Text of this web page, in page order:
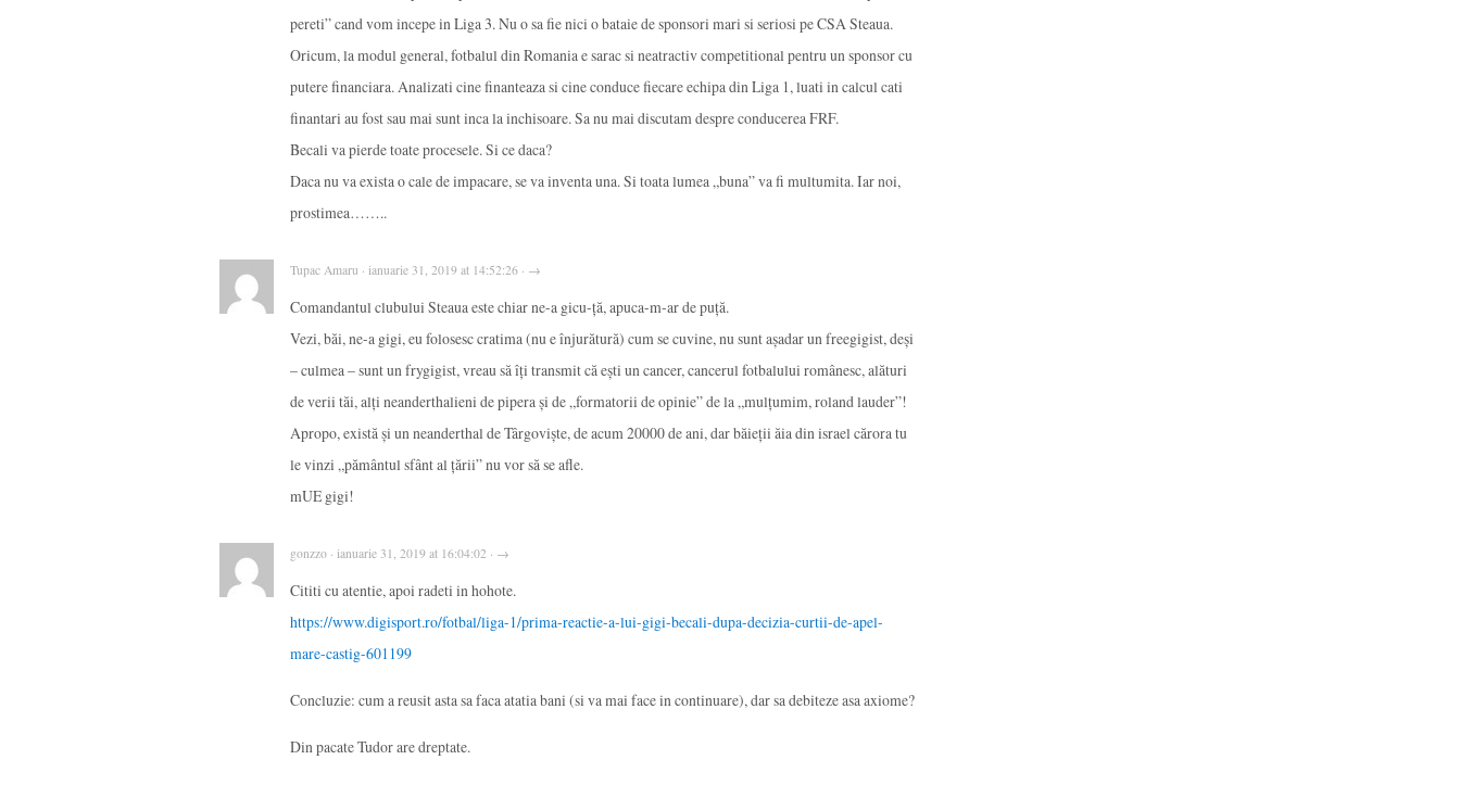
pereti” cand vom incepe in Liga 3. Nu o sa fie nici o bataie de sponsori mari si seriosi pe CSA Steaua.
Oricum, la modul general, fotbalul din Romania e sarac si neatractiv competitional pentru un sponsor cu
putere financiara. Analizati cine finanteaza si cine conduce fiecare echipa din Liga 1, luati in calcul cati
finantari au fost sau mai sunt inca la inchisoare. Sa nu mai discutam despre conducerea FRF.
Becali va pierde toate procesele. Si ce daca?
Daca nu va exista o cale de impacare, se va inventa una. Si toata lumea „buna” va fi multumita. Iar noi,
prostimea……..
Tupac Amaru · ianuarie 31, 2019 at 14:52:26 · →
Comandantul clubului Steaua este chiar ne-a gicu-ță, apuca-m-ar de puță.
Vezi, băi, ne-a gigi, eu folosesc cratima (nu e înjurătură) cum se cuvine, nu sunt așadar un freegigist, deși
– culmea – sunt un frygigist, vreau să îți transmit că ești un cancer, cancerul fotbalului românesc, alături
de verii tăi, alți neanderthalieni de pipera și de „formatorii de opinie” de la „mulțumim, roland lauder”!
Apropo, există și un neanderthal de Târgoviște, de acum 20000 de ani, dar băieții ăia din israel cărora tu
le vinzi „pământul sfânt al țării” nu vor să se afle.
mUE gigi!
gonzzo · ianuarie 31, 2019 at 16:04:02 · →
Cititi cu atentie, apoi radeti in hohote.
https://www.digisport.ro/fotbal/liga-1/prima-reactie-a-lui-gigi-becali-dupa-decizia-curtii-de-apel-
mare-castig-601199
Concluzie: cum a reusit asta sa faca atatia bani (si va mai face in continuare), dar sa debiteze asa axiome?
Din pacate Tudor are dreptate.